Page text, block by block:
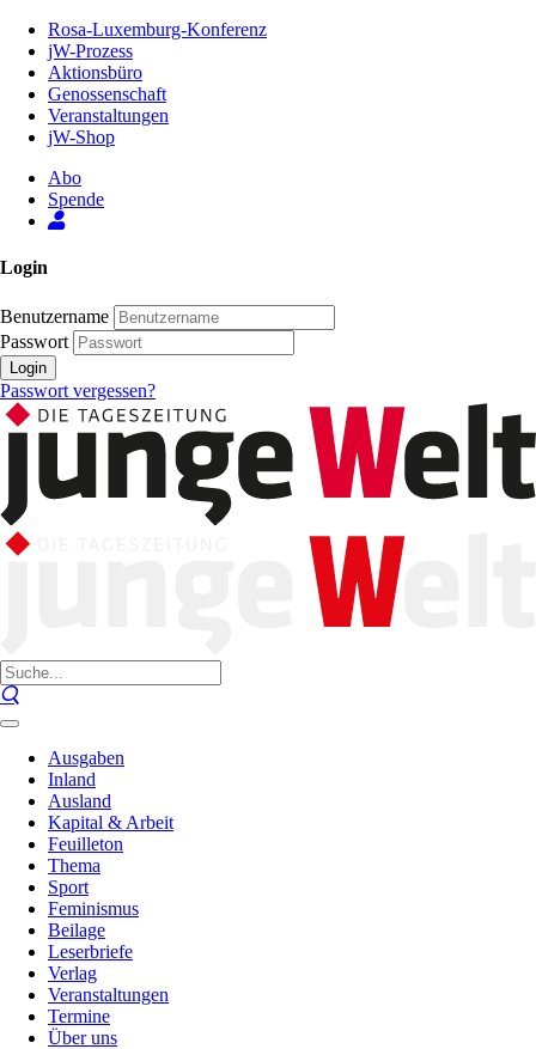
Inhalt
Seite
Rosa-Luxemburg-Konferenz
jW-Prozess
Aktionsbüro
Genossenschaft
Veranstaltungen
jW-Shop
Abo
Spende
Login
Benutzername
Passwort
Login
Passwort vergessen?
Ausgaben
Inland
Ausland
Kapital & Arbeit
Feuilleton
Thema
Sport
Feminismus
Beilage
Leserbriefe
Verlag
Veranstaltungen
Termine
Über uns